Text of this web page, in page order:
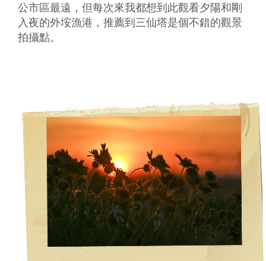
公市區最遠，但每次來我都想到此觀看夕陽和剛
入夜的外垵漁港，推薦到三仙塔是個不錯的觀景
拍攝點。